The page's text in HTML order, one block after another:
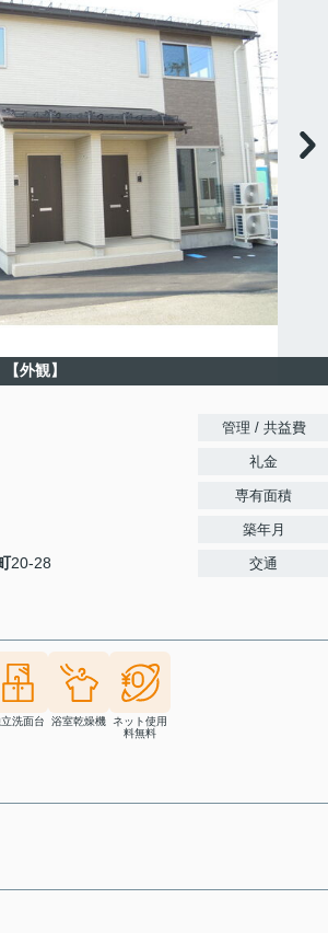
【外観】
20-28
管理 / 共益費
礼金
専有面積
築年月
交通
洗面台 浴室乾燥機 ネット使用
料無料